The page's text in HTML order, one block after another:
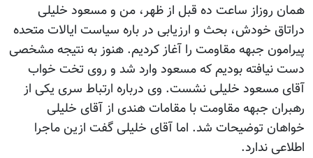
همان روزاز ساعت ده قبل از ظهر، من و مسعود خلیلی
دراتاق خودش، بحث و ارزیابی در باره سیاست ایالات متحده
پیرامون جبهه مقاومت را آغاز کردیم. هنوز به نتیجه مشخصی
دست نیافته بودیم که مسعود وارد شد و روی تخت خواب
آقای مسعود خلیلی نشست. وی درباره ارتباط سری یکی از
رهبران جبهه مقاومت با مقامات هندی از آقای خلیلی
خواهان توضیحات شد. اما آقای خلیلی گفت ازین ماجرا
اطلاعی ندارد.